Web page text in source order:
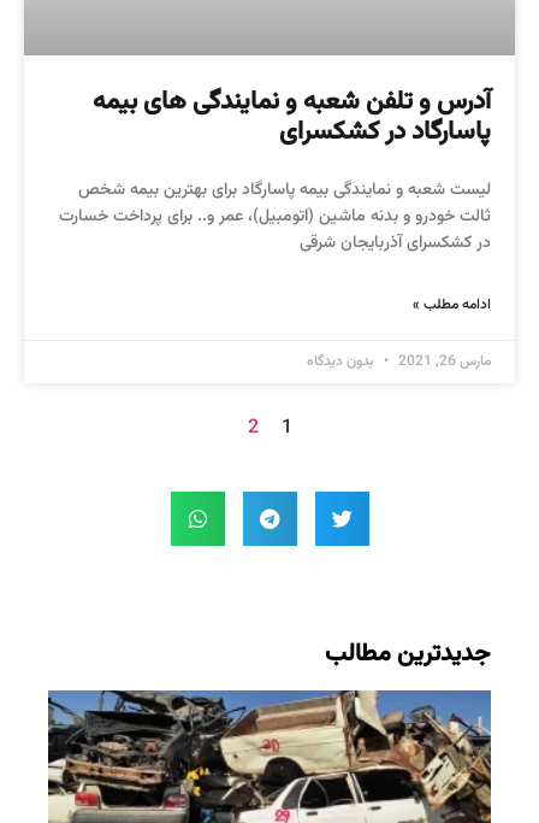
آدرس و تلفن شعبه و نمایندگی های بیمه
پاسارگاد در کشکسرای
لیست شعبه و نمایندگی بیمه پاسارگاد برای بهترین بیمه شخص
ثالت خودرو و بدنه ماشین (اتومبیل)، عمر و.. برای پرداخت خسارت
در کشکسرای آذربایجان شرقی
ادامه مطلب »
مارس 26, 2021 بدون دیدگاه
1
2
جدیدترین مطالب